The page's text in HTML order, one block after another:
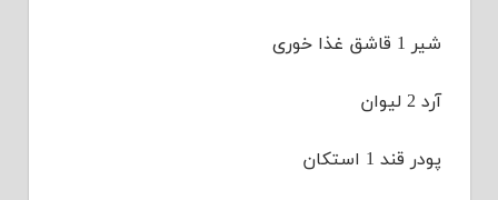
شیر 1 قاشق غذا خوری
آرد 2 لیوان
پودر قند 1 استکان